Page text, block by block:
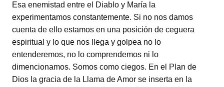
Esa enemistad entre el Diablo y María la
experimentamos constantemente. Si no nos damos
cuenta de ello estamos en una posición de ceguera
espiritual y lo que nos llega y golpea no lo
entenderemos, no lo comprendemos ni lo
dimencionamos. Somos como ciegos. En el Plan de
Dios la gracia de la Llama de Amor se inserta en la